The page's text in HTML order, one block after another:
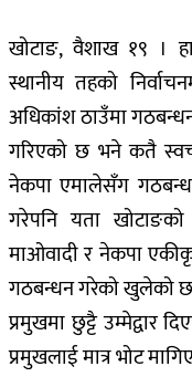
खोटाङ, वैशाख १९ ।
स्थानीय तहको
अधिकांश ठाउँमा
गरिएको छ भने कतै
नेकपा एमालेसँग
गरेपनि यता
माओवादी र नेकपा
गठबन्धन गरेको खुलेको छ
प्रमुखमा छुट्टै उम्मेद्वार
प्रमुखलाई मात्र भोट